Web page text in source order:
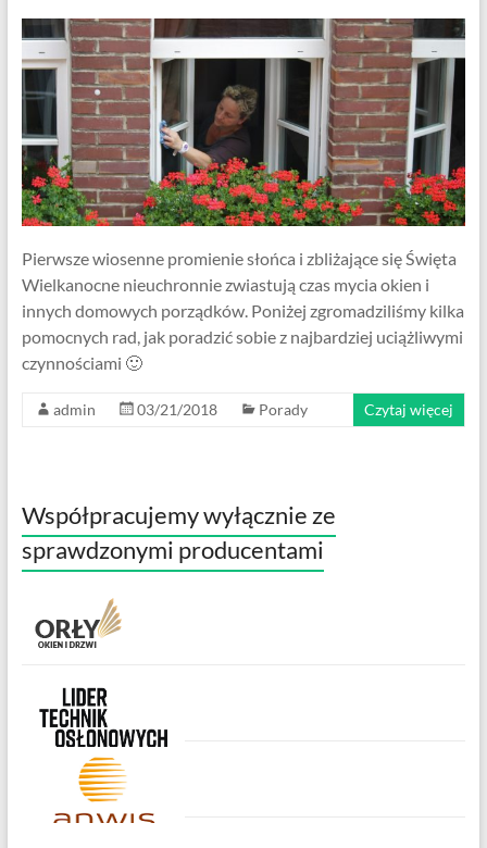
Pierwsze wiosenne promienie słońca i zbliżające się Święta
Wielkanocne nieuchronnie zwiastują czas mycia okien i
innych domowych porządków. Poniżej zgromadziliśmy kilka
pomocnych rad, jak poradzić sobie z najbardziej uciążliwymi
czynnościami 🙂
admin 03/21/2018 Porady Czytaj więcej
Współpracujemy wyłącznie ze
sprawdzonymi producentami